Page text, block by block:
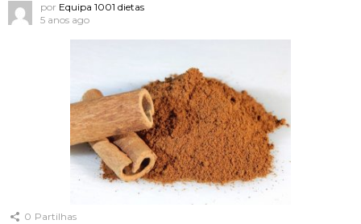
por Equipa 1001 dietas
5 anos ago
0 Partilhas